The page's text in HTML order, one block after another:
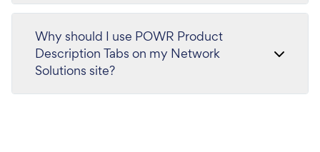
Why should I use POWR Product
Description Tabs on my Network
Solutions site?